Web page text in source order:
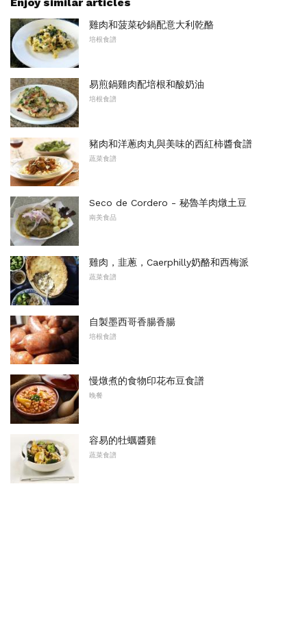
Enjoy similar articles
雞肉和菠菜砂鍋配意大利乾酪
培根食譜
易煎鍋雞肉配培根和酸奶油
培根食譜
豬肉和洋蔥肉丸與美味的西紅柿醬食譜
蔬菜食譜
Seco de Cordero - 秘魯羊肉燉土豆
南美食品
雞肉，韭蔥，Caerphilly奶酪和西梅派
蔬菜食譜
自製墨西哥香腸香腸
培根食譜
慢燉煮的食物印花布豆食譜
晚餐
容易的牡蠣醬雞
蔬菜食譜